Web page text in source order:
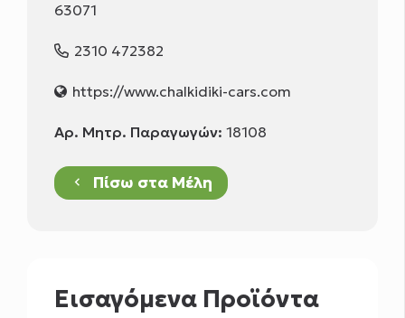
63071
2310 472382
https://www.chalkidiki-cars.com
Αρ. Μητρ. Παραγωγών: 18108
keyboard_arrow_left Πίσω στα Μέλη
Εισαγόμενα Προϊόντα